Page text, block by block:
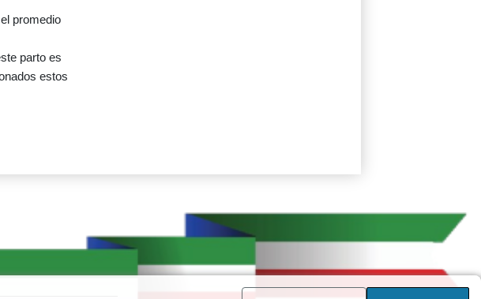
promedio
parto es
estos